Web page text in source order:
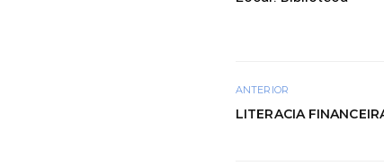
ANTERIOR
LITERACIA